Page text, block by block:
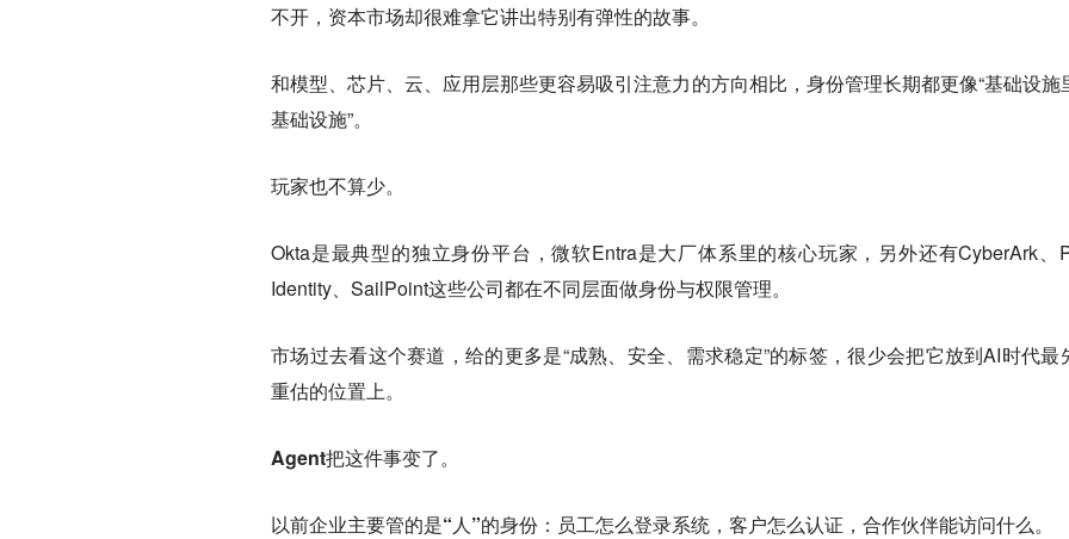
不开，资本市场却很难拿它讲出特别有弹性的故事。
和模型、芯片、云、应用层那些更容易吸引注意力的方向相比，身份管理长期都更像“基础设施
基础设施”。
玩家也不算少。
Okta是最典型的独立身份平台，微软Entra是大厂体系里的核心玩家，另外还有CyberArk、
Identity、SailPoint这些公司都在不同层面做身份与权限管理。
市场过去看这个赛道，给的更多是“成熟、安全、需求稳定”的标签，很少会把它放到AI时代最
重估的位置上。
Agent把这件事变了。
以前企业主要管的是“人”的身份：员工怎么登录系统，客户怎么认证，合作伙伴能访问什么。